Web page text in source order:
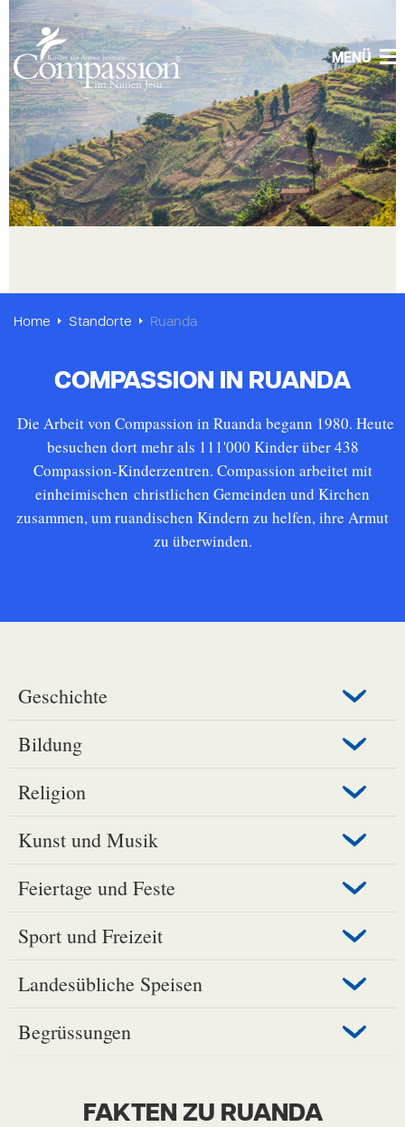
MENÜ
Home Standorte Ruanda
COMPASSION IN RUANDA
Die Arbeit von Compassion in Ruanda begann 1980. Heute
besuchen dort mehr als 111'000 Kinder über 438
Compassion-Kinderzentren. Compassion arbeitetmit
einheimischen christlichen Gemeinden und Kirchen
zusammen, um ruandischen Kindern zu helfen, ihre Armut
zu überwinden.
Geschichte
Bildung
Religion
Kunst und Musik
Feiertage und Feste
Sport und Freizeit
Landesübliche Speisen
Begrüssungen
FAKTEN ZU RUANDA